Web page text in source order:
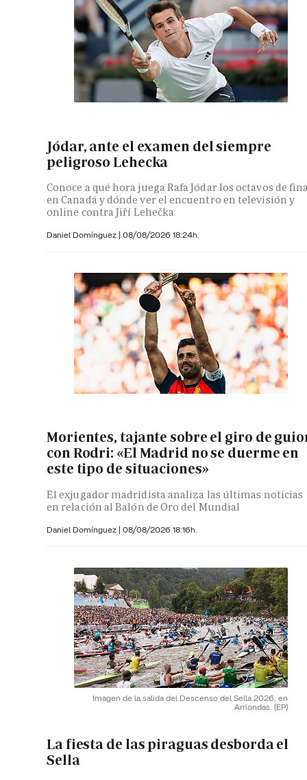
Jódar, ante el examen del siempre
peligroso Lehecka
Conoce a qué hora juega Rafa Jódar los octavos de
en Canadá y dónde ver el encuentro en televisión y
online contra Jiří Lehečka
Daniel Domínguez | 08/08/2026 18:24h.
Morientes, tajante sobre el giro de
con Rodri: «El Madrid no se duerme en
este tipo de situaciones»
El exjugador madridista analiza las últimas noticias
en relación al Balón de Oro del Mundial
Daniel Domínguez | 08/08/2026 18:16h.
Imagen de la salida del Descenso del Sella 2026, en
Arriondas. (EP)
La fiesta de las piraguas desborda el
Sella